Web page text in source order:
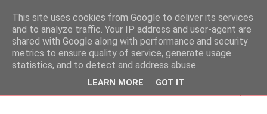
This site uses cookies from Google to deliver its services
and to analyze traffic. Your IP address and user-agent are
shared with Google along with performance and security
metrics to ensure quality of service, generate usage
statistics, and to detect and address abuse.
LEARN MORE GOT IT